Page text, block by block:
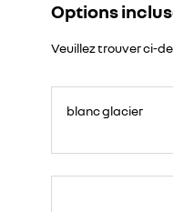
Options
Veuillez trouver ci-
blanc glacier